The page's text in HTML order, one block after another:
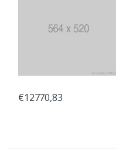
€12770,83